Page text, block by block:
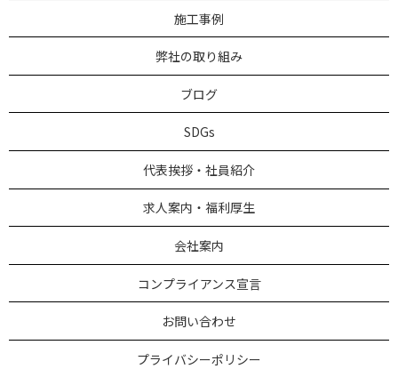
施工事例
弊社の取り組み
ブログ
SDGs
代表挨拶・社員紹介
求人案内・福利厚生
会社案内
コンプライアンス宣言
お問い合わせ
プライバシーポリシー